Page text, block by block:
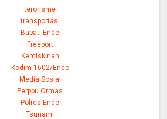
terorisme
transportasi
Bupati Ende
Freeport
Kemiskinan
Kodim 1602/Ende
Media Sosial
Perppu Ormas
Polres Ende
Tsunami